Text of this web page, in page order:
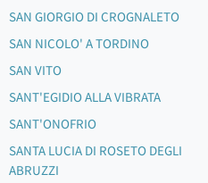
SAN GIORGIO DI CROGNALETO
SAN NICOLO' A TORDINO
SAN VITO
SANT'EGIDIO ALLA VIBRATA
SANT'ONOFRIO
SANTA LUCIA DI ROSETO DEGLI
ABRUZZI